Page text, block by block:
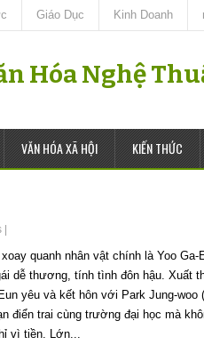
Giáo Dục Kinh Doanh
Hóa Nghệ
VĂN HÓA XÃ HỘI KIẾN THỨC
quanh nhân vật chính là Yoo Ga-
dễ thương, tính tình đôn hậu. Xuất
yêu và kết hôn với Park Jung-woo
điển trai cùng trường đại học mà
vì tiền. Lớn...